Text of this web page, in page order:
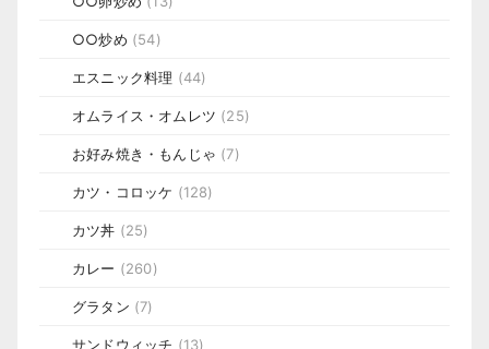
○○炒め (54)
エスニック料理 (44)
オムライス・オムレツ (25)
お好み焼き・もんじゃ (7)
カツ・コロッケ (128)
カツ丼 (25)
カレー (260)
グラタン (7)
サンドウィッチ (13)